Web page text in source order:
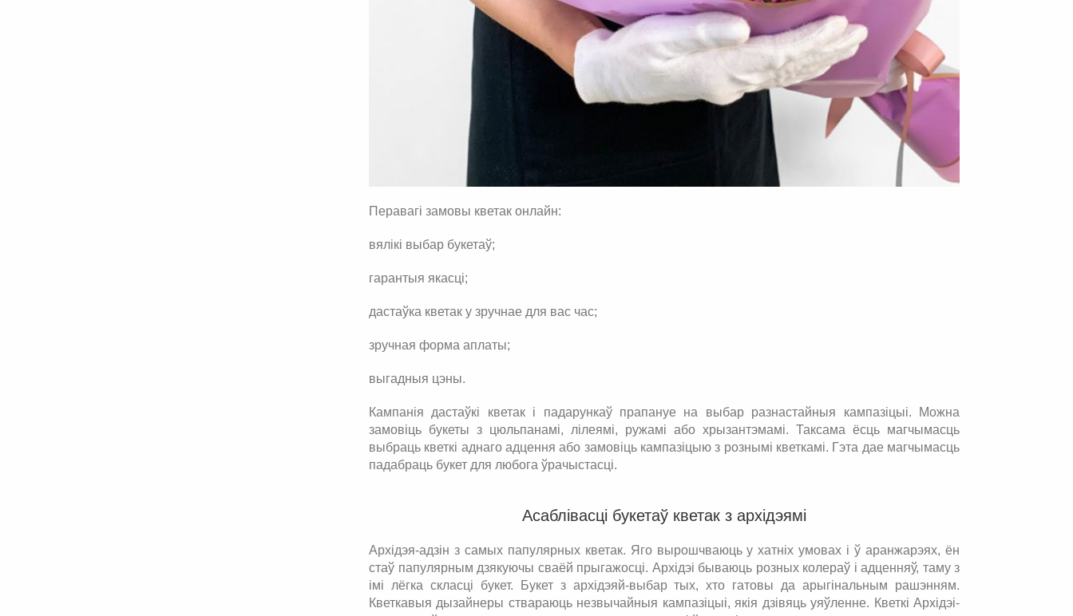
Перавагі замовы кветак онлайн:
вялікі выбар букетаў;
гарантыя якасці;
дастаўка кветак у зручнае для вас час;
зручная форма аплаты;
выгадныя цэны.
Кампанія дастаўкі кветак і падарункаў прапануе на выбар разнастайныя кампазіцыі. Можна
замовіць букеты з цюльпанамі, лілеямі, ружамі або хрызантэмамі. Таксама ёсць магчымасць
выбраць кветкі аднаго адцення або замовіць кампазіцыю з рознымі кветкамі. Гэта дае магчымасць
падабраць букет для любога ўрачыстасці.
Асаблівасці букетаў кветак з архідэямі
Архідэя-адзін з самых папулярных кветак. Яго вырошчваюць у хатніх умовах і ў аранжарэях, ён
стаў папулярным дзякуючы сваёй прыгажосці. Архідэі бываюць розных колераў і адценняў, таму з
імі лёгка скласці букет. Букет з архідэяй-выбар тых, хто гатовы да арыгінальным рашэнням.
Кветкавыя дызайнеры ствараюць незвычайныя кампазіцыі, якія дзівяць уяўленне. Кветкі Архідэі-